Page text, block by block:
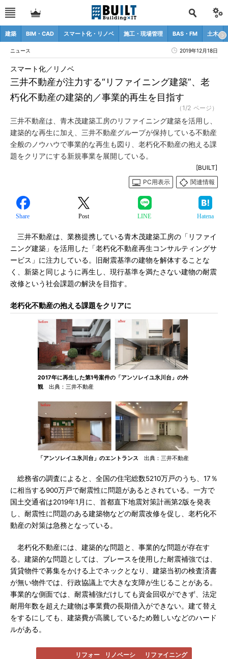
建築 BIM・CAD スマート化・リノベ 施工・現場管理 BAS・FM 土木
ニュース 2019年12月18日
三井不動産が注力する“リファイニング建築”、老
朽化不動産の建築的／事業的再生を目指す
スマート化／リノベ
（1/2 ページ）
三井不動産は、青木茂建築工房のリファイニング建築を活用し、
建築的な再生に加え、三井不動産グループが保持している不動産
全般のノウハウで事業的な再生も図り、老朽化不動産の抱える課
題をクリアにする新規事業を展開している。
[BUILT]
PC用表示
関連情報
Share Post LINE Hatena
三井不動産は、業務提携している青木茂建築工房の「リファイ
ニング建築」を活用した「老朽化不動産再生コンサルティングサ
ービス」に注力している。旧耐震基準の建物を解体することな
く、新築と同じように再生し、現行基準を満たさない建物の耐震
改修という社会課題の解決を目指す。
老朽化不動産の抱える課題をクリアに
2017年に再生した第1号案件の「アンソレイユ氷川台」の外
観 出典：三井不動産
「アンソレイユ氷川台」のエントランス 出典：三井不動産
総務省の調査によると、全国の住宅総数5210万戸のうち、17％
に相当する900万戸で耐震性に問題があるとされている。一方で
国土交通省は2019年1月に、首都直下地震対策計画第2版を発表
し、耐震性に問題のある建築物などの耐震改修を促し、老朽化不
動産の対策は急務となっている。
老朽化不動産には、建築的な問題と、事業的な問題が存在す
る。建築的な問題としては、ブレースを使用した耐震補強では、
賃貸物件で募集をかける上でネックとなり、建築当初の検査済書
が無い物件では、行政協議上で大きな支障が生じることがある。
事業的な側面では、耐震補強だけしても資金回収ができず、法定
耐用年数を超えた建物は事業費の長期借入ができない。建て替え
をするにしても、建築費が高騰しているため難しいなどのハード
ルがある。
リフォー
リノベーシ
リファイニング